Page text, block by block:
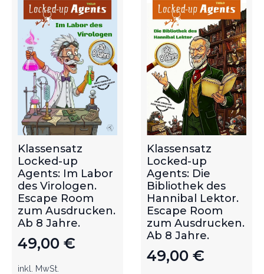
Klassensatz
Locked-up
Agents: Im Labor
des Virologen.
Escape Room
zum Ausdrucken.
Ab 8 Jahre.
49,00 €
inkl. MwSt.
Klassensatz
Locked-up
Agents: Die
Bibliothek des
Hannibal Lektor.
Escape Room
zum Ausdrucken.
Ab 8 Jahre.
49,00 €